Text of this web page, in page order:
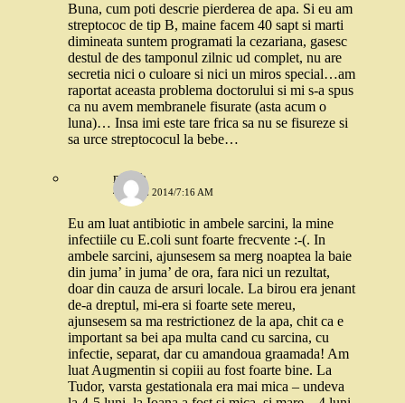
Buna, cum poti descrie pierderea de apa. Si eu am
streptococ de tip B, maine facem 40 sapt si marti
dimineata suntem programati la cezariana, gasesc
destul de des tamponul zilnic ud complet, nu are
secretia nici o culoare si nici un miros special…am
raportat aceasta problema doctorului si mi s-a spus
ca nu avem membranele fisurate (asta acum o
luna)… Insa imi este tare frica sa nu se fisureze si
sa urce streptococul la bebe…
nusch
4 IUNIE 2014/7:16 AM
Eu am luat antibiotic in ambele sarcini, la mine
infectiile cu E.coli sunt foarte frecvente :-(. In
ambele sarcini, ajunsesem sa merg noaptea la baie
din juma’ in juma’ de ora, fara nici un rezultat,
doar din cauza de arsuri locale. La birou era jenant
de-a dreptul, mi-era si foarte sete mereu,
ajunsesem sa ma restrictionez de la apa, chit ca e
important sa bei apa multa cand cu sarcina, cu
infectie, separat, dar cu amandoua graamada! Am
luat Augmentin si copiii au fost foarte bine. La
Tudor, varsta gestationala era mai mica – undeva